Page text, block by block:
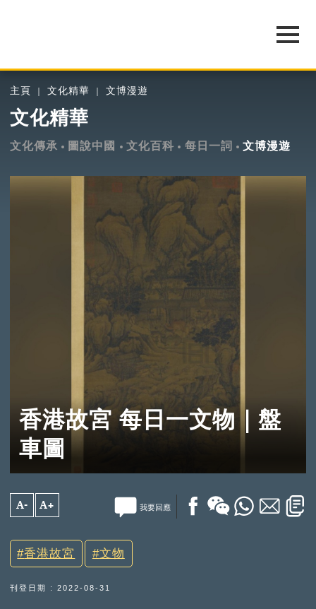
主頁 文化精華 文博漫遊
文化精華
文化傳承 圖說中國 文化百科 每日一詞 文博漫遊
香港故宮 每日一文物｜盤
車圖
A- A+ 我要回應
香港故宮 文物
刊登日期 : 2022-08-31